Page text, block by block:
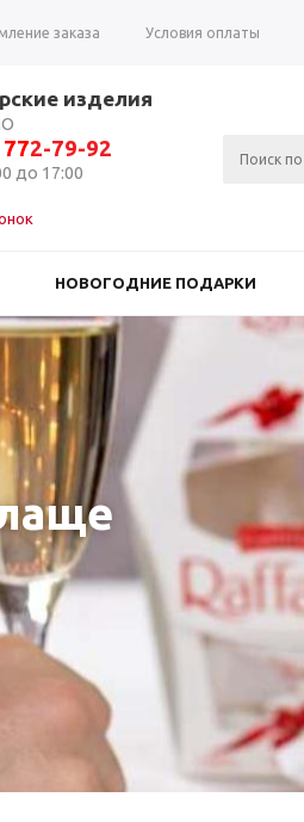
заказа Условия оплаты
изделия
72-79-92
до 17:00
НОВОГОДНИЕ ПОДАРКИ